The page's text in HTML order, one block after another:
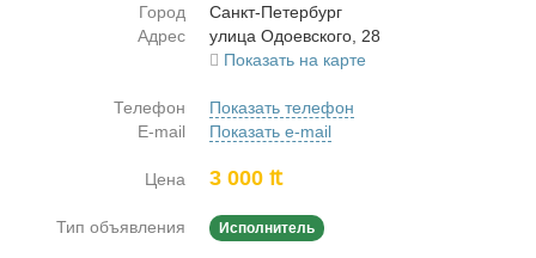
Город
Санкт-Пе­тер­бург
Адрес
ули­ца Одо­ев­ско­го, 28
Показать на карте
Телефон
Показать телефон
E-mail
Показать e-mail
Цена 3 000 ₶
Тип объявления Исполнитель